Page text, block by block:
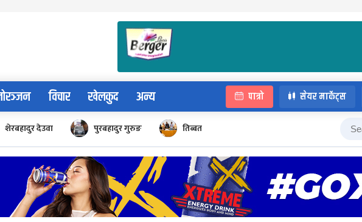
विचार खेलकुद अन्य पात्रो सेयर मार्केट्स
शेरबहादुर देउवा पुरबहादुर गुरुङ तिब्बत